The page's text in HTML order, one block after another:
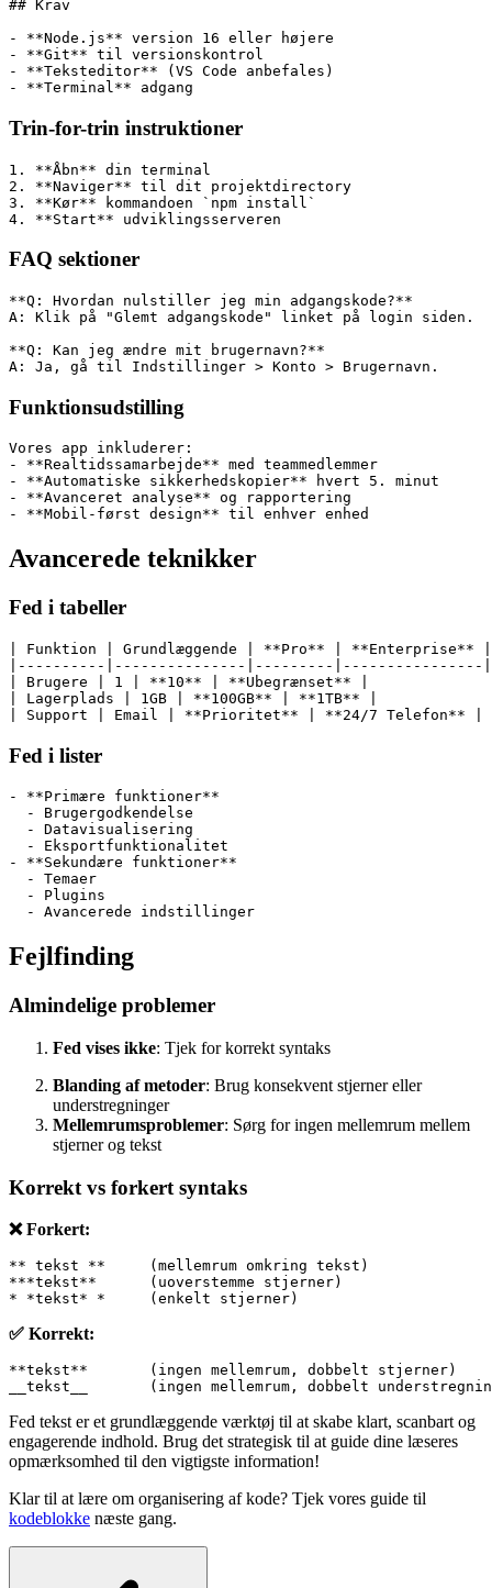
## Krav
- **Node.js** version 16 eller højere
- **Git** til versionskontrol
- **Teksteditor** (VS Code anbefales)
- **Terminal** adgang
Trin-for-trin instruktioner
1. **Åbn** din terminal
2. **Naviger** til dit projektdirectory
3. **Kør** kommandoen `npm install`
4. **Start** udviklingsserveren
FAQ sektioner
**Q: Hvordan nulstiller jeg min adgangskode?**
A: Klik på "Glemt adgangskode" linket på login siden.
**Q: Kan jeg ændre mit brugernavn?**
A: Ja, gå til Indstillinger > Konto > Brugernavn.
Funktionsudstilling
Vores app inkluderer:
- **Realtidssamarbejde** med teammedlemmer
- **Automatiske sikkerhedskopier** hvert 5. minut
- **Avanceret analyse** og rapportering
- **Mobil-først design** til enhver enhed
Avancerede teknikker
Fed i tabeller
| Funktion | Grundlæggende | **Pro** | **Enterprise** |
|----------|---------------|---------|----------------|
| Brugere | 1 | **10** | **Ubegrænset** |
| Lagerplads | 1GB | **100GB** | **1TB** |
| Support | Email | **Prioritet** | **24/7 Telefon** |
Fed i lister
- **Primære funktioner**
  - Brugergodkendelse
  - Datavisualisering
  - Eksportfunktionalitet
- **Sekundære funktioner**
  - Temaer
  - Plugins
  - Avancerede indstillinger
Fejlfinding
Almindelige problemer
Fed vises ikke: Tjek for korrekt syntaks
Blanding af metoder: Brug konsekvent stjerner eller
understregninger
Mellemrumsproblemer: Sørg for ingen mellemrum mellem
stjerner og tekst
Korrekt vs forkert syntaks
❌ Forkert:
** tekst **     (mellemrum omkring tekst)
***tekst**      (uoverstemme stjerner)
* *tekst* *     (enkelt stjerner)
✅ Korrekt:
**tekst**       (ingen mellemrum, dobbelt stjerner)
__tekst__       (ingen mellemrum, dobbelt
Fed tekst er et grundlæggende værktøj til at skabe klart, scanbart og
engagerende indhold. Brug det strategisk til at guide dine læseres
opmærksomhed til den vigtigste information!
Klar til at lære om organisering af kode? Tjek vores guide til
kodeblokke næste gang.